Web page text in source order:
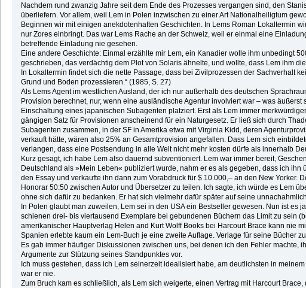
Nachdem rund zwanzig Jahre seit dem Ende des Prozesses vergangen sind, den
überliefern. Vor allem, weil Lem in Polen inzwischen zu einer Art Nationalheiligtum
Beginnen wir mit einigen anekdotenhaften Geschichten. In Lems Roman Lokaltermin
nur Zores einbringt. Das war Lems Rache an der Schweiz, weil er einmal eine
betreffende Einladung nie gesehen.
Eine andere Geschichte: Einmal erzählte mir Lem, ein Kanadier wolle ihm unbedingt
geschrieben, das verdächtig dem Plot von Solaris ähnelte, und wollte, dass Lem ihm
In Lokaltermin findet sich die nette Passage, dass bei Zivilprozessen der Sachverhalt
Grund und Boden prozessieren.“ (1985, S. 27)
Als Lems Agent im westlichen Ausland, der ich nur außerhalb des deutschen
Provision berechnet, nur, wenn eine ausländische Agentur involviert war – was
Einschaltung eines japanischen Subagenten platziert. Erst als Lem immer
gängigen Satz für Provisionen anscheinend für ein Naturgesetz. Er ließ sich durch
Subagenten zusammen, in der SF in Amerika etwa mit Virginia Kidd, deren
verkauft hätte, wären also 25% an Gesamtprovision angefallen. Dass Lem sich
verlangen, dass eine Postsendung in alle Welt nicht mehr kosten dürfe als innerhalb
Kurz gesagt, ich habe Lem also dauernd subventioniert. Lem war immer bereit,
Deutschland als »Mein Leben« publiziert wurde, nahm er es als gegeben, dass ich
den Essay und verkaufte ihn dann zum Vorabdruck für $ 10.000,– an den New
Honorar 50:50 zwischen Autor und Übersetzer zu teilen. Ich sagte, ich würde es Lem
ohne sich dafür zu bedanken. Er hat sich vielmehr dafür später auf seine
In Polen glaubt man zuweilen, Lem sei in den USA ein Bestseller gewesen. Nun ist
schienen drei- bis viertausend Exemplare bei gebundenen Büchern das Limit zu sein
amerikanischer Hauptverlag Helen and Kurt Wolff Books bei Harcourt Brace kann nie
Spanien erlebte kaum ein Lem-Buch je eine zweite Auflage. Verlage für seine Bücher
Es gab immer häufiger Diskussionen zwischen uns, bei denen ich den Fehler
Argumente zur Stützung seines Standpunktes vor.
Ich muss gestehen, dass ich Lem seinerzeit idealisiert habe, am deutlichsten in
war er nie.
Zum Bruch kam es schließlich, als Lem sich weigerte, einen Vertrag mit Harcourt